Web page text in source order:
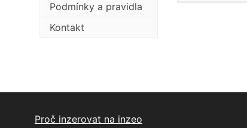
Podmínky a pravidla
Kontakt
Proč inzerovat na inzeo